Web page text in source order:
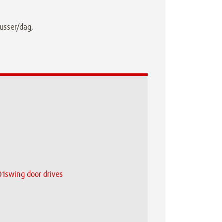
dag,
door drives